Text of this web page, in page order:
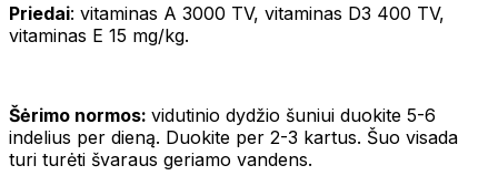
Priedai: vitaminas A 3000 TV, vitaminas D3 400 TV,
vitaminas E 15 mg/kg.
Šėrimo normos: vidutinio dydžio šuniui duokite 5-6
indelius per dieną. Duokite per 2-3 kartus. Šuo visada
turi turėti švaraus geriamo vandens.